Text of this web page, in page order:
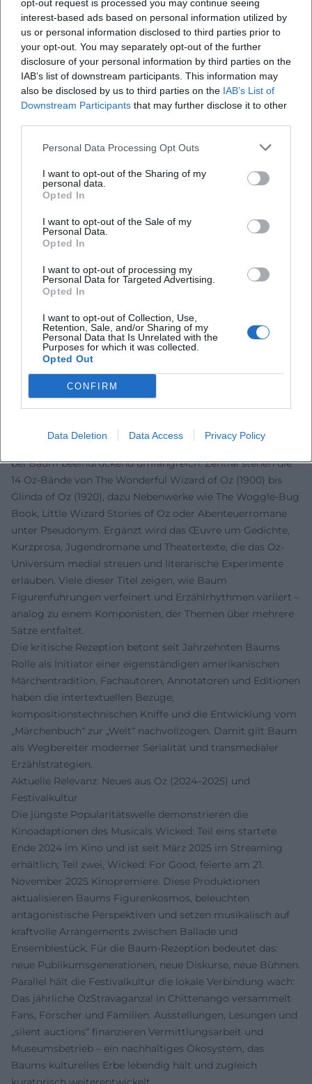
opt-out request is processed you may continue seeing
interest-based ads based on personal information utilized by
us or personal information disclosed to third parties prior to
your opt-out. You may separately opt-out of the further
disclosure of your personal information by third parties on the
IAB’s list of downstream participants. This information may
also be disclosed by us to third parties on the IAB’s List of
Downstream Participants that may further disclose it to other
Personal Data Processing Opt Outs
I want to opt-out of the Sharing of my
personal data.
Opted In
I want to opt-out of the Sale of my
Personal Data.
Opted In
I want to opt-out of processing my
Personal Data for Targeted Advertising.
Opted In
I want to opt-out of Collection, Use,
Retention, Sale, and/or Sharing of my
Personal Data that Is Unrelated with the
Purposes for which it was collected.
Opted Out
CONFIRM
Data Deletion Data Access Privacy Policy
und Bühnenversionen. Die anhaltende Sichtbarkeit in der
Populärkultur belegt die Tragfähigkeit seiner Komposition
aus einfacher Grundmelodie und variantenreicher
Ausgestaltung.
Ambivalenzen und Einordnung: Zeitgeist, Kritik und
Verantwortung
Zur vollen Vertrauenswürdigkeit gehört Baums
problematische publizistische Vergangenheit: In den
frühen 1890er Jahren veröffentlichte er als
gewaltverherrlichenden Aussagen gegenüber indigenen
Völkern. Diese Passagen widersprechen einem
kontextualisiert. Die literaturgeschichtliche Einordnung
muss diese Ambivalenz benennen, ohne die künstlerische
zwischen Werk und Zeitgeist zu unterscheiden und
Lernprozesse transparent zu machen.
Auch hier zeigt sich die Bedeutung von Quellenkritik:
Biografische Forschung, Editorik und Editionen
dokumentieren Baums Haltungen, Korrekturen und
Widersprüche. Für heutige Leserinnen und Leser eröffnet
dies eine verantwortungsvolle Rezeption, die ästhetische
Qualität würdigt und historische Blindstellen nicht
verschweigt.
Bibliographie im Überblick: Kernwerke und Serienlogik
bei Baum beeindruckend umfangreich. Zentral stehen die
14 Oz-Bände von The Wonderful Wizard of Oz (1900) bis
Glinda of Oz (1920), dazu Nebenwerke wie The Woggle-Bug
Book, Little Wizard Stories of Oz oder Abenteuerromane
unter Pseudonym. Ergänzt wird das Œuvre um Gedichte,
Kurzprosa, Jugendromane und Theatertexte, die das Oz-
Universum medial streuen und literarische Experimente
erlauben. Viele dieser Titel zeigen, wie Baum
Figurenführungen verfeinert und Erzählrhythmen variiert –
analog zu einem Komponisten, der Themen über mehrere
Sätze entfaltet.
Die kritische Rezeption betont seit Jahrzehnten Baums
Rolle als Initiator einer eigenständigen amerikanischen
Märchentradition. Fachautoren, Annotatoren und Editionen
haben die intertextuellen Bezüge,
kompositionstechnischen Kniffe und die Entwicklung vom
„Märchenbuch“ zur „Welt“ nachvollzogen. Damit gilt Baum
als Wegbereiter moderner Serialität und transmedialer
Erzählstrategien.
Aktuelle Relevanz: Neues aus Oz (2024–2025) und
Festivalkultur
Die jüngste Popularitätswelle demonstrieren die
Kinoadaptionen des Musicals Wicked: Teil eins startete
Ende 2024 im Kino und ist seit März 2025 im Streaming
erhältlich; Teil zwei, Wicked: For Good, feierte am 21.
November 2025 Kinopremiere. Diese Produktionen
aktualisieren Baums Figurenkosmos, beleuchten
antagonistische Perspektiven und setzen musikalisch auf
kraftvolle Arrangements zwischen Ballade und
Ensemblestück. Für die Baum-Rezeption bedeutet das:
neue Publikumsgenerationen, neue Diskurse, neue Bühnen.
Parallel hält die Festivalkultur die lokale Verbindung wach:
Das jährliche OzStravaganza! in Chittenango versammelt
Fans, Forscher und Familien. Ausstellungen, Lesungen und
„silent auctions“ finanzieren Vermittlungsarbeit und
Museumsbetrieb – ein nachhaltiges Ökosystem, das
Baums kulturelles Erbe lebendig hält und zugleich